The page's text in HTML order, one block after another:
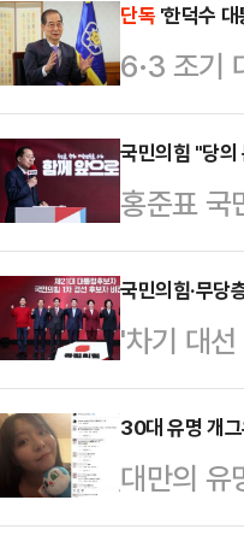
단독 '한덕수
6·3 조기
는 '대통
다.국민추
등이 핵심
일 오전
마를 요청
안팎에 몰
후보로
국민의힘 "당
홍준표 국
을) 그만
일 권영세
발언한 것
와야 한다
전 비상대
"잠시 당
받겠다.
국민의힘·무
'차기 대
대상으로
지경제신
에 따르
표 후보
30대 유명 개
대만의 유
관련된 것